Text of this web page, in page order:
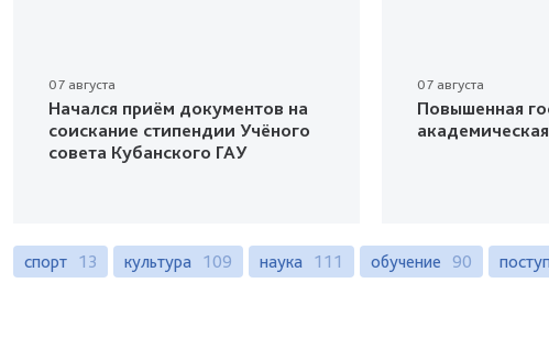
07 августа
Начался приём документов на
соискание стипендии Учёного
совета Кубанского ГАУ
07 августа
Повышенная
спорт 13 культура 109 наука 111 обучение 90